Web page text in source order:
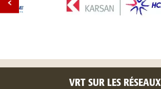
VRT SUR LES RÉSEAUX